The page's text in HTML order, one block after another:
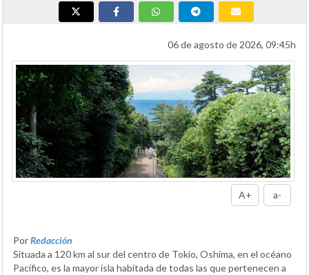
06 de agosto de 2026, 09:45h
A+ a-
PorRedacción
Situada a 120 km al sur del centro de Tokio, Oshima, en el océano
Pacífico, es la mayor isla habitada de todas las que pertenecen a